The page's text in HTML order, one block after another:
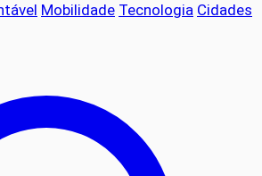
Mobilidade Tecnologia Cidades